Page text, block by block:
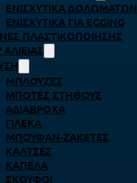
ΕΝΙΣΧΥΤΙΚΆ ΔΟΛΩΜΆΤΩΝ
ΕΝΙΣΧΥΤΙΚΆ ΓΙΑ EGGING
ΠΛΑΣΤΙΚΟΠΟΊΗΣΗΣ
ΜΠΛΟΎΖΕΣ
ΜΠΌΤΕΣ ΣΤΉΘΟΥΣ
ΑΔΙΆΒΡΟΧΑ
ΓΙΛΈΚΑ
ΜΠΟΥΦΆΝ-ΖΑΚΈΤΕΣ
ΚΆΛΤΣΕΣ
ΚΑΠΈΛΑ
ΣΚΟΎΦΟΙ